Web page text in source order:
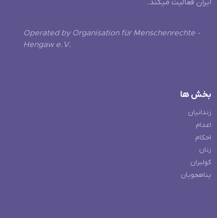
ایران فعالیت میکند.
Operated by Organisation für Menschenrechte -
Hengaw e.V.
بخش ها
زندانیان
اعدام
احکام
زنان
کولبران
پناهجویان